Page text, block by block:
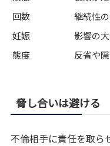
回数
継続性
妊娠
影響の
態度
反省や
脅し合いは避ける
不倫相手に責任を取ら